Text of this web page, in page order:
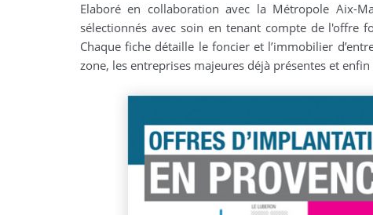
Elaboré en collaboration avec la Métropole Aix-
sélectionnés avec soin en tenant compte de l'offre
Chaque fiche détaille le foncier et l’immobilier
zone, les entreprises majeures déjà présentes et